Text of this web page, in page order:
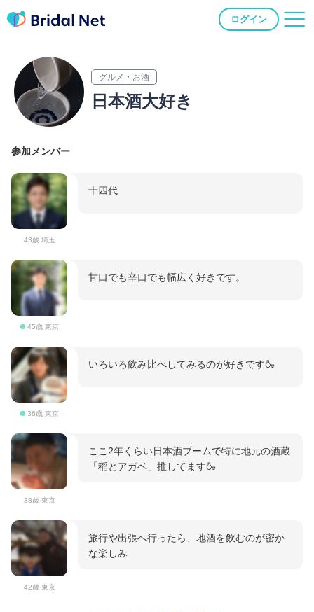
ログイン
グルメ・お酒
日本酒大好き
参加メンバー
43歳 埼玉
十四代
45歳 東京
甘口でも辛口でも幅広く好きです。
36歳 東京
いろいろ飲み比べしてみるのが好きです🍶
38歳 東京
ここ2年くらい日本酒ブームで特に地元の酒蔵
「稲とアガベ」推してます🍶
42歳 東京
旅行や出張へ行ったら、地酒を飲むのが密か
な楽しみ